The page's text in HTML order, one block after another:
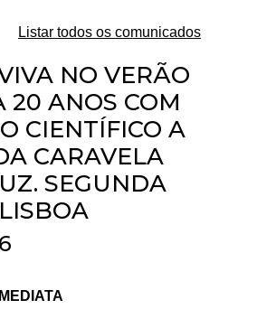
Listar todos os comunicados
NO VERÃO
20 ANOS COM
CIENTÍFICO A
CARAVELA
SEGUNDA